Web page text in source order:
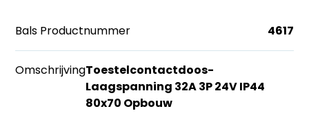
Bals Productnummer 4617
OmschrijvingToestelcontactdoos-
Laagspanning 32A 3P 24V IP44
80x70 Opbouw